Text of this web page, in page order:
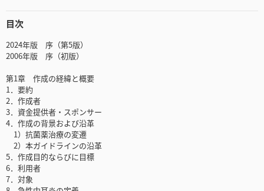
目次
2024年版 序（第5版）
2006年版 序（初版）
第1章 作成の経緯と概要
1．要約
2．作成者
3．資金提供者・スポンサー
4．作成の背景および沿革
1）抗菌薬治療の変遷
2）本ガイドラインの沿革
5．作成目的ならびに目標
6．利用者
7．対象